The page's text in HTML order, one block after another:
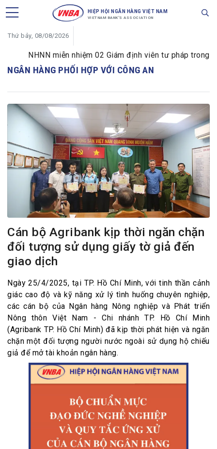
HIỆP HỘI NGÂN HÀNG VIỆT NAM
VIETNAM BANK'S ASSOCIATION
Thứ bảy, 08/08/2026
NHNN miễn nhiệm 02 Giám định viên tư pháp trong
NGÂN HÀNG PHỐI HỢP VỚI CÔNG AN
Cán bộ Agribank kịp thời ngăn chặn
đối tượng sử dụng giấy tờ giả đến
giao dịch
Ngày 25/4/2025, tại TP. Hồ Chí Minh, với tinh thần cảnh
giác cao độ và kỹ năng xử lý tình huống chuyên nghiệp,
các cán bộ của Ngân hàng Nông nghiệp và Phát triển
Nông thôn Việt Nam - Chi nhánh TP. Hồ Chí Minh
(Agribank TP. Hồ Chí Minh) đã kịp thời phát hiện và ngăn
chặn một đối tượng người nước ngoài sử dụng hộ chiếu
giả để mở tài khoản ngân hàng.